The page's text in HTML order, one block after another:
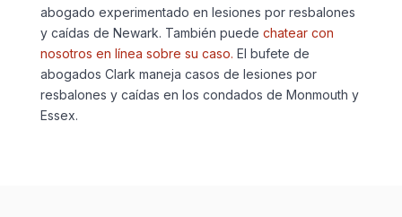
abogado experimentado en lesiones por resbalones
y caídas de Newark. También puede chatear con
nosotros en línea sobre su caso. El bufete de
abogados Clark maneja casos de lesiones por
resbalones y caídas en los condados de Monmouth y
Essex.